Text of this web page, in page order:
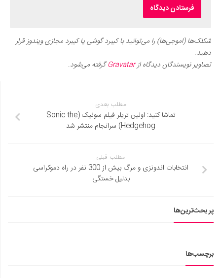
شکلک‌ها (اموجی‌ها) را می‌توانید با کیبرد گوشی یا کیبرد مجازی ویندوز قرار
دهید.
تصاویر نویسندگان دیدگاه ازGravatarگرفته می‌شود.
مطلب بعدی
تماشا کنید: اولین تریلر فیلم سونیک (Sonic the
Hedgehog) سرانجام منتشر شد
مطلب قبلی
انتخابات اندونزی و مرگ بیش از 300 نفر در راه دموکراسی
بدلیل خستگی
پر بحث‌ترین‌ها
برچسب‌ها